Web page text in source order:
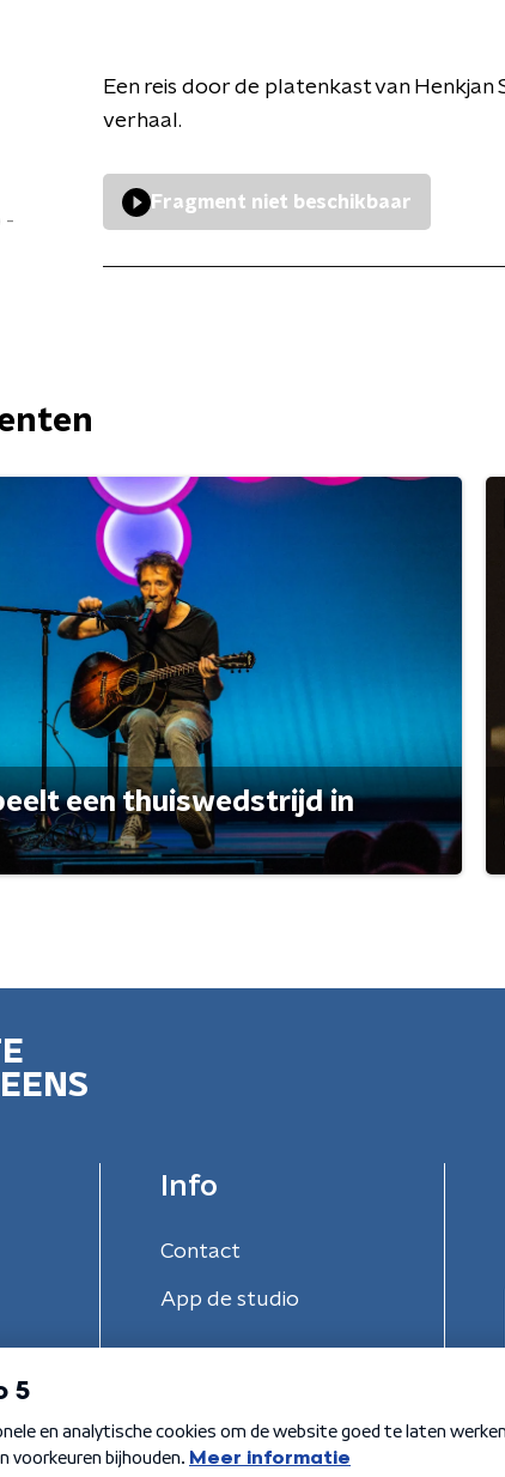
-
Een reis door de platenkast van Henkjan
verhaal.
Fragment niet beschikbaar
een thuiswedstrijd in
Info
Contact
App de studio